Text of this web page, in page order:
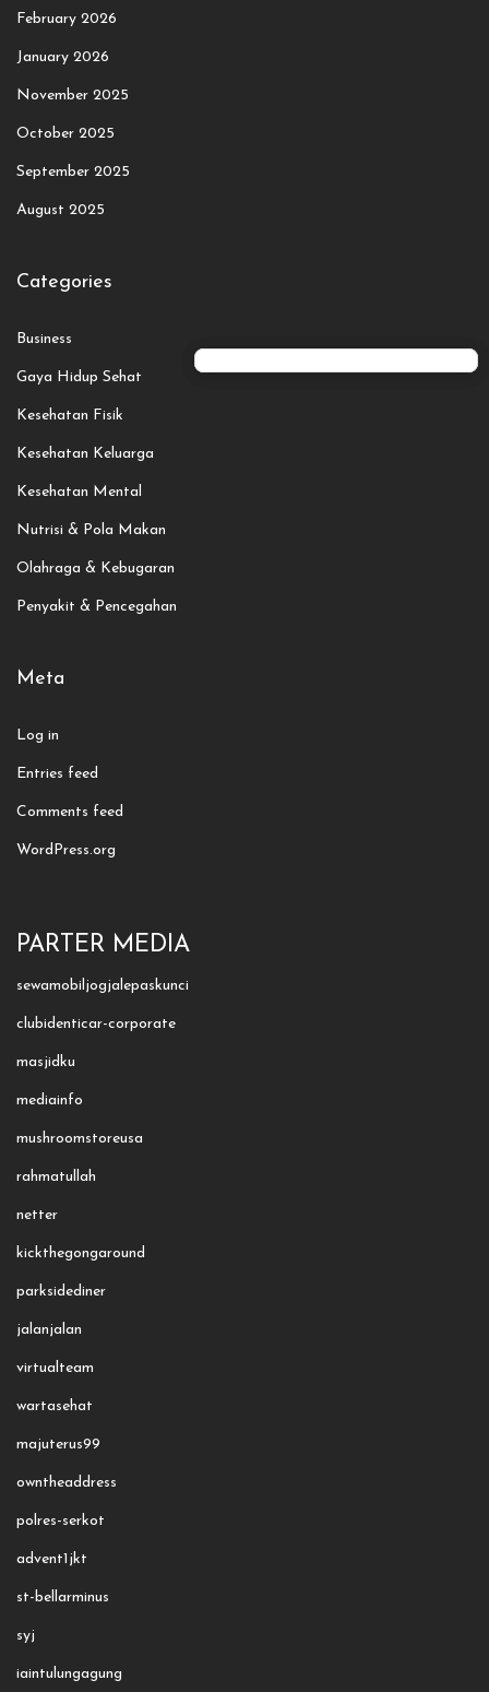
February 2026
January 2026
November 2025
October 2025
September 2025
August 2025
Categories
Business
Gaya Hidup Sehat
Kesehatan Fisik
Kesehatan Keluarga
Kesehatan Mental
Nutrisi & Pola Makan
Olahraga & Kebugaran
Penyakit & Pencegahan
Meta
Log in
Entries feed
Comments feed
WordPress.org
PARTER MEDIA
sewamobiljogjalepaskunci
clubidenticar-corporate
masjidku
mediainfo
mushroomstoreusa
rahmatullah
netter
kickthegongaround
parksidediner
jalanjalan
virtualteam
wartasehat
majuterus99
owntheaddress
polres-serkot
advent1jkt
st-bellarminus
syj
iaintulungagung